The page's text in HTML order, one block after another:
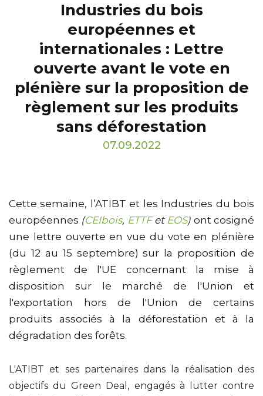
Industries du bois
européennes et
internationales : Lettre
ouverte avant le vote en
plénière sur la proposition de
règlement sur les produits
sans déforestation
07.09.2022
Cette semaine, l’ATIBT et les Industries du bois
européennes (CEIbois, ETTFet EOS) ont cosigné
une lettre ouverte en vue du vote en plénière
(du 12 au 15 septembre) sur la proposition de
règlement de l'UE concernant la mise à
disposition sur le marché de l'Union et
l'exportation hors de l'Union de certains
produits associés à la déforestation et à la
dégradation des forêts.
L'ATIBT et ses partenaires dans la réalisation des
objectifs du Green Deal, engagés à lutter contre